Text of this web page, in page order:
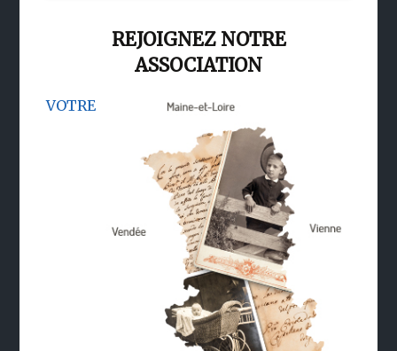
REJOIGNEZ NOTRE
ASSOCIATION
VOTRE